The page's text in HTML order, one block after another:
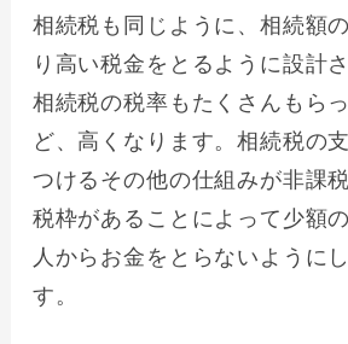
相続税も同じように、相続額
り高い税金をとるように設計
相続税の税率もたくさんもら
ど、高くなります。相続税の
つけるその他の仕組みが非課
税枠があることによって少額
人からお金をとらないように
す。